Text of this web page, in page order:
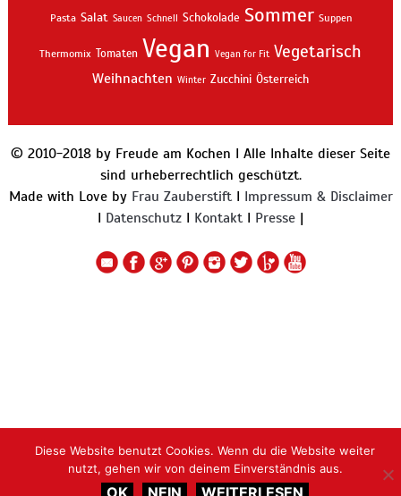
Pasta Salat Saucen Schnell Schokolade Sommer Suppen
Thermomix Tomaten Vegan Vegan for Fit Vegetarisch
Weihnachten Winter Zucchini Österreich
© 2010-2018 by Freude am Kochen I Alle Inhalte dieser Seite
sind urheberrechtlich geschützt.
Made with Love by Frau ZauberstiftI Impressum & Disclaimer
I Datenschutz I KontaktI Presse |
Diese Website benutzt Cookies. Wenn du die Website weiter
nutzt, gehen wir von deinem Einverständnis aus.
OK NEIN WEITERLESEN